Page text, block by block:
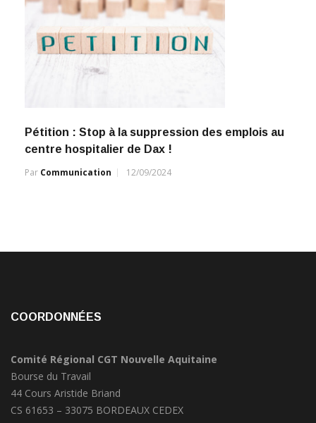
Pétition : Stop à la suppression des emplois au
centre hospitalier de Dax !
Par Communication 12/09/2024
COORDONNÉES
Comité Régional CGT Nouvelle Aquitaine
Bourse du Travail
44 Cours Aristide Briand
CS 61653 – 33075 BORDEAUX CEDEX